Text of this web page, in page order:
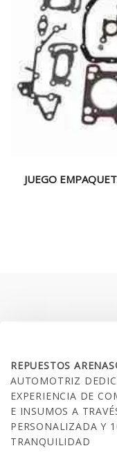
JUEGO
REPUESTOS
AUTOMOTRIZ
EXPERIENCIA DE
E INSUMOS A
PERSONALIZADA Y
TRANQUILIDAD